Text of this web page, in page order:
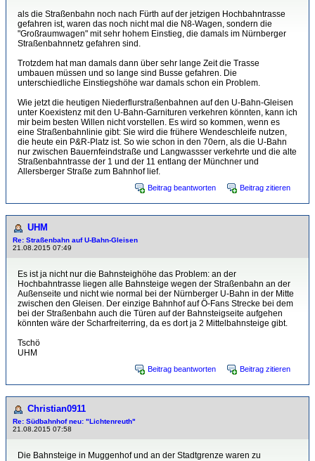
als die Straßenbahn noch nach Fürth auf der jetzigen Hochbahntrasse
gefahren ist, waren das noch nicht mal die N8-Wagen, sondern die
"Großraumwagen" mit sehr hohem Einstieg, die damals im Nürnberger
Straßenbahnnetz gefahren sind.
Trotzdem hat man damals dann über sehr lange Zeit die Trasse
umbauen müssen und so lange sind Busse gefahren. Die
unterschiedliche Einstiegshöhe war damals schon ein Problem.
Wie jetzt die heutigen Niederflurstraßenbahnen auf den U-Bahn-Gleisen
unter Koexistenz mit den U-Bahn-Garnituren verkehren könnten, kann ich
mir beim besten Willen nicht vorstellen. Es wird so kommen, wenn es
eine Straßenbahnlinie gibt: Sie wird die frühere Wendeschleife nutzen,
die heute ein P&R-Platz ist. So wie schon in den 70ern, als die U-Bahn
nur zwischen Bauernfeindstraße und Langwassser verkehrte und die alte
Straßenbahntrasse der 1 und der 11 entlang der Münchner und
Allersberger Straße zum Bahnhof lief.
Beitrag beantworten Beitrag zitieren
UHM
Re: Straßenbahn auf U-Bahn-Gleisen
21.08.2015 07:49
Es ist ja nicht nur die Bahnsteighöhe das Problem: an der
Hochbahntrasse liegen alle Bahnsteige wegen der Straßenbahn an der
Außenseite und nicht wie normal bei der Nürnberger U-Bahn in der Mitte
zwischen den Gleisen. Der einzige Bahnhof auf Ö-Fans Strecke bei dem
bei der Straßenbahn auch die Türen auf der Bahnsteigseite aufgehen
könnten wäre der Scharfreiterring, da es dort ja 2 Mittelbahnsteige gibt.
Tschö
UHM
Beitrag beantworten Beitrag zitieren
Christian0911
Re: Südbahnhof neu: "Lichtenreuth"
21.08.2015 07:58
Die Bahnsteige in Muggenhof und an der Stadtgrenze waren zu